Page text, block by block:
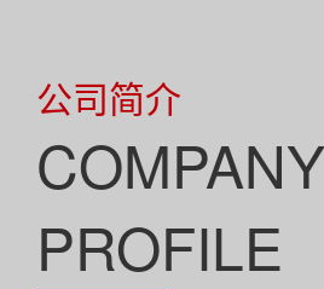
公司简介
COMPANY
PROFILE